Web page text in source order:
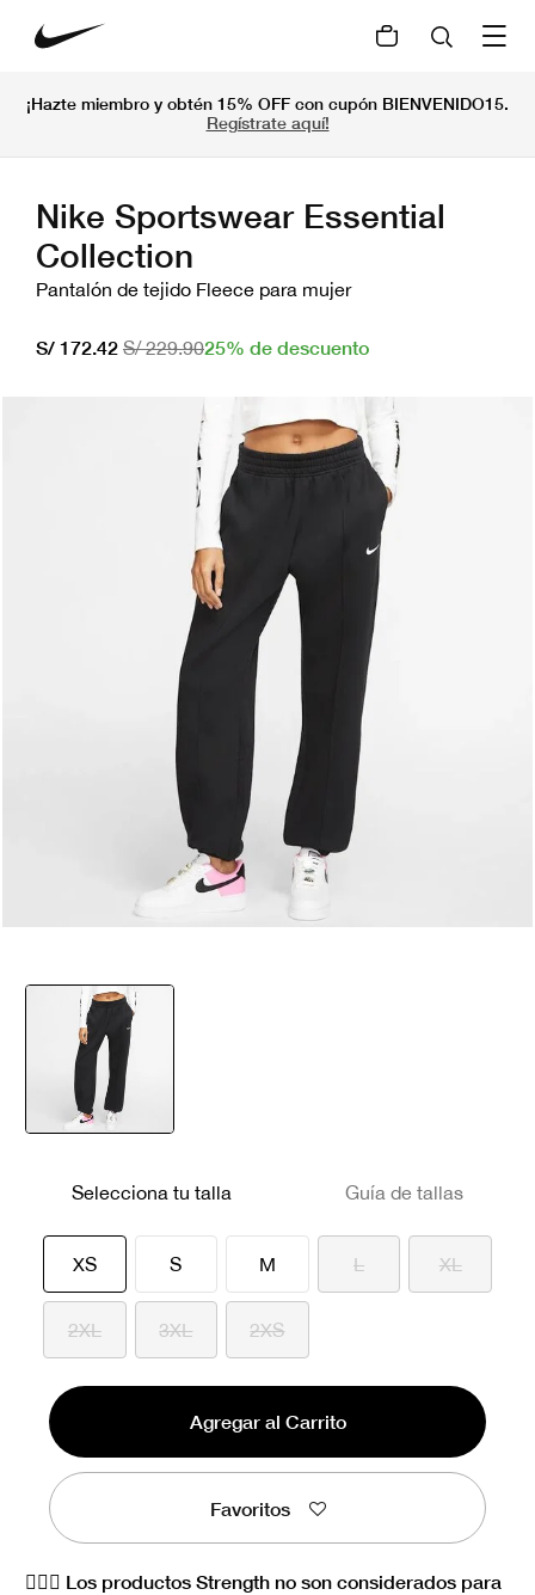
¡Hazte miembro y obtén 15% OFF con cupón BIENVENIDO15.
Regístrate aquí!
Nike Sportswear Essential
Collection
Pantalón de tejido Fleece para mujer
S/ 172.42 S/ 229.9025% de descuento
Selecciona tu talla Guía de tallas
XSseleccionado
S M L XL
2XL 3XL 2XS
Agregar al Carrito
Favoritos
🏋🏻‍♀️ Los productos Strength no son considerados para